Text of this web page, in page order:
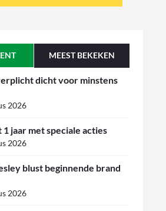
MEEST BEKEKEN
dicht voor minstens
2026
jaar met speciale acties
2026
blust beginnende brand
2026